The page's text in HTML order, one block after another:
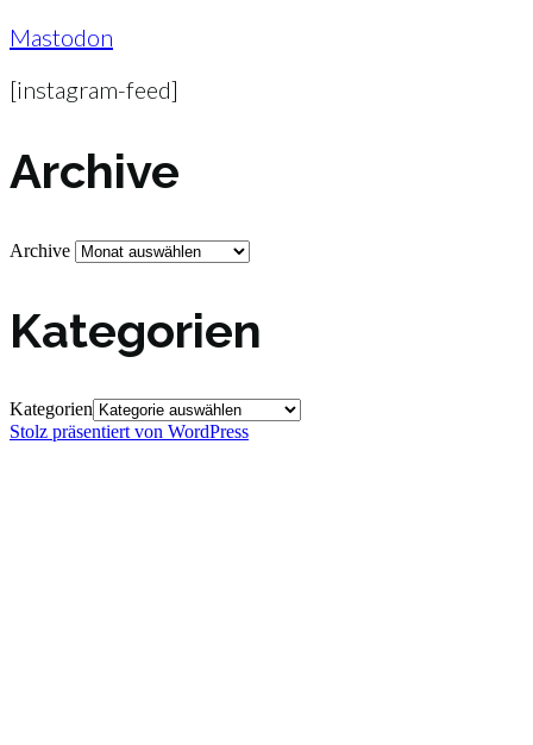
Mastodon
[instagram-feed]
Archive
Archive
Kategorien
Kategorien
Stolz präsentiert von WordPress